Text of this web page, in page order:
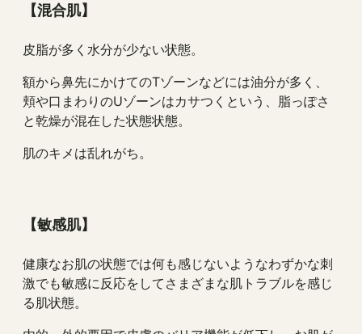
【混合肌】
皮脂が多く水分が少ない状態。
額から鼻先にかけてのTゾーンなどには油分が多く、
頬や口まわりのUゾーンはカサつくという、脂っぽさ
と乾燥が混在した状態状態。
肌のキメは乱れがち。
【敏感肌】
健康なお肌の状態では何も感じないようなわずかな刺
激でも敏感に反応をしてさまざまな肌トラブルを感じ
る肌状態。